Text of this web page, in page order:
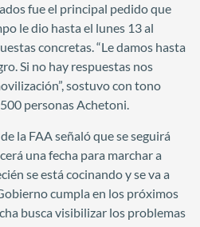
fue el principal pedido que
le dio hasta el lunes 13 al
concretas. “Le damos hasta
Si no hay respuestas nos
sostuvo con tono
personas Achetoni.
la FAA señaló que se seguirá
una fecha para marchar a
se está cocinando y se va a
cumpla en los próximos
busca visibilizar los problemas